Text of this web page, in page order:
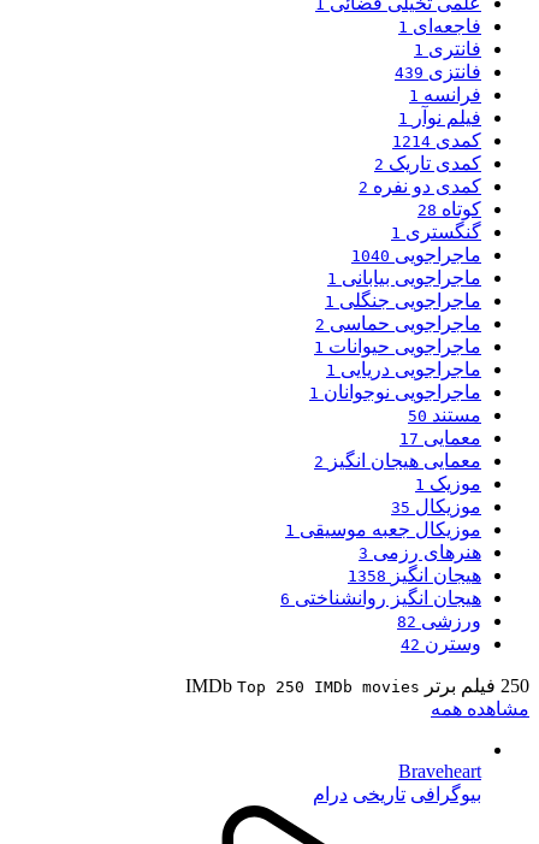
1
فاجعه‌ای 1
فانتری 1
فانتزی 439
فرانسه 1
فیلم نوآر 1
کمدی 1214
کمدی تاریک 2
کمدی دو نفره 2
کوتاه 28
گنگستری 1
ماجراجویی 1040
ماجراجویی بیابانی 1
ماجراجویی جنگلی 1
ماجراجویی حماسی 2
ماجراجویی حیوانات 1
ماجراجویی دریایی 1
ماجراجویی نوجوانان 1
مستند 50
معمایی 17
معمایی هیجان انگیز 2
موزیک 1
موزیکال 35
موزیکال جعبه موسیقی 1
هنرهای رزمی 3
هیجان انگیز 1358
هیجان انگیز روانشناختی 6
ورزشی 82
وسترن 42
250 فیلم برتر IMDb Top 250 IMDb movies
مشاهده همه
Braveheart
بیوگرافی تاریخی درام